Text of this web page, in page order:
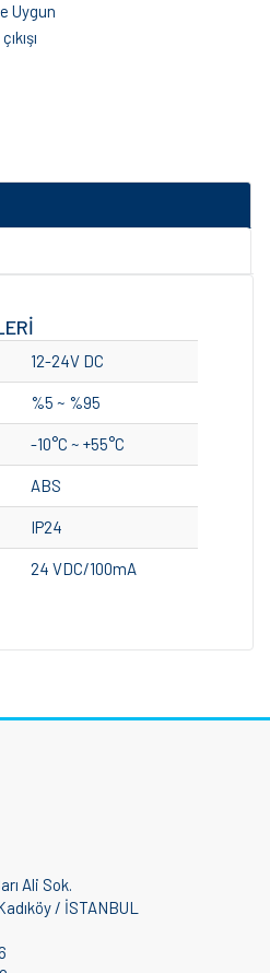
Uygun
12-24V DC
%5 ~ %95
-10°C ~ +55°C
ABS
IP24
24 VDC/100mA
Ali Sok.
/ İSTANBUL